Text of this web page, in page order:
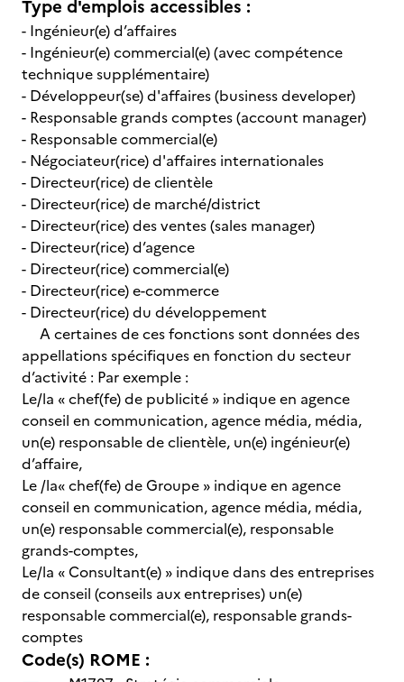
Type d'emplois accessibles :
- Ingénieur(e) d’affaires
- Ingénieur(e) commercial(e) (avec compétence
technique supplémentaire)
- Développeur(se) d'affaires (business developer)
- Responsable grands comptes (account manager)
- Responsable commercial(e)
- Négociateur(rice) d'affaires internationales
- Directeur(rice) de clientèle
- Directeur(rice) de marché/district
- Directeur(rice) des ventes (sales manager)
- Directeur(rice) d’agence
- Directeur(rice) commercial(e)
- Directeur(rice) e-commerce
- Directeur(rice) du développement
A certaines de ces fonctions sont données des
appellations spécifiques en fonction du secteur
d’activité : Par exemple :
Le/la « chef(fe) de publicité » indique en agence
conseil en communication, agence média, média,
un(e) responsable de clientèle, un(e) ingénieur(e)
d’affaire,
Le /la« chef(fe) de Groupe » indique en agence
conseil en communication, agence média, média,
un(e) responsable commercial(e), responsable
grands-comptes,
Le/la « Consultant(e) » indique dans des entreprises
de conseil (conseils aux entreprises) un(e)
responsable commercial(e), responsable grands-
comptes
Code(s) ROME :